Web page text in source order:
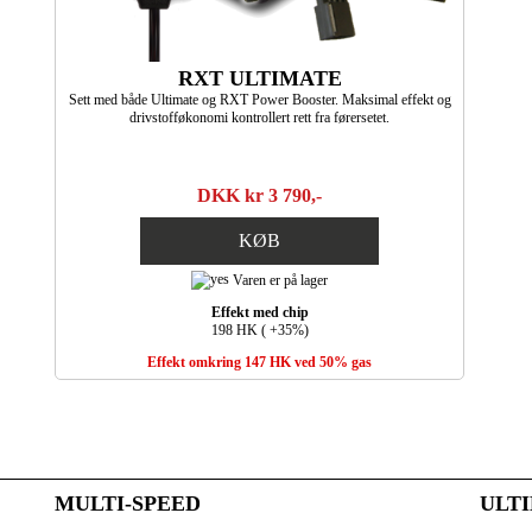
RXT ULTIMATE
Sett med både Ultimate og RXT Power Booster. Maksimal effekt og
drivstofføkonomi kontrollert rett fra førersetet.
DKK kr 3 790,-
KØB
Varen er på lager
Effekt med chip
198 HK ( +35%)
Effekt omkring 147 HK ved 50% gas
MULTI-SPEED